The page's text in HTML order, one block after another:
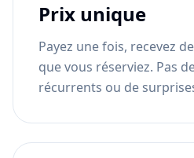
Prix unique
Payez une fois, recevez
que vous réserviez. Pas
récurrents ou de